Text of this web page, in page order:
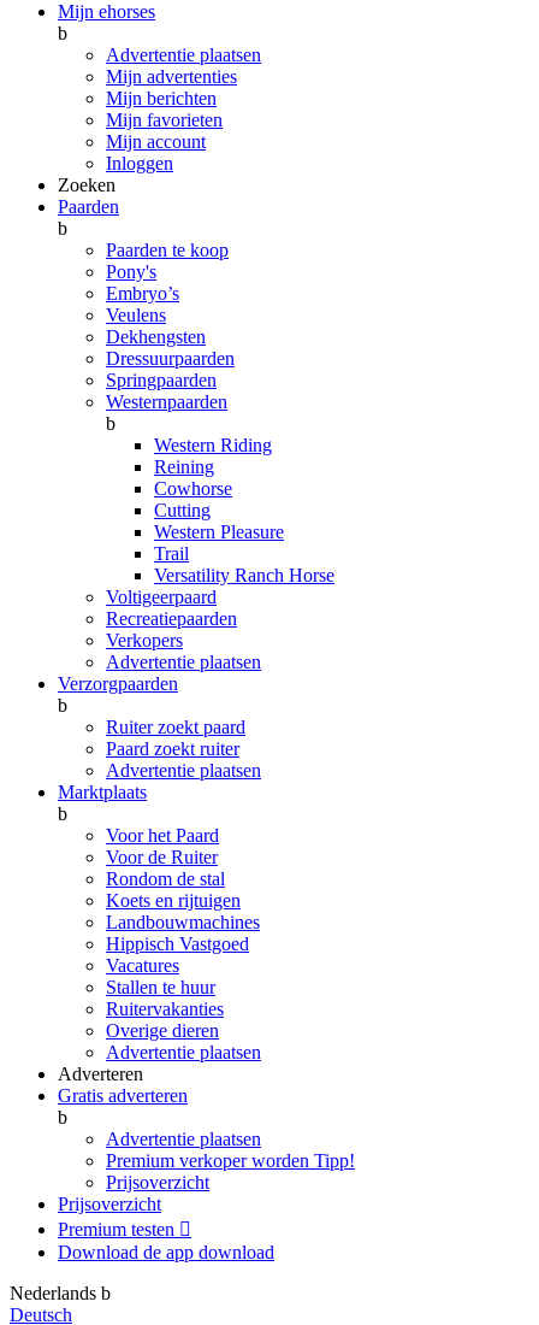
Mijn ehorses
b
Advertentie plaatsen
Mijn advertenties
Mijn berichten
Mijn favorieten
Mijn account
Inloggen
Zoeken
Paarden
b
Paarden te koop
Pony's
Embryo’s
Veulens
Dekhengsten
Dressuurpaarden
Springpaarden
Westernpaarden
b
Western Riding
Reining
Cowhorse
Cutting
Western Pleasure
Trail
Versatility Ranch Horse
Voltigeerpaard
Recreatiepaarden
Verkopers
Advertentie plaatsen
Verzorgpaarden
b
Ruiter zoekt paard
Paard zoekt ruiter
Advertentie plaatsen
Marktplaats
b
Voor het Paard
Voor de Ruiter
Rondom de stal
Koets en rijtuigen
Landbouwmachines
Hippisch Vastgoed
Vacatures
Stallen te huur
Ruitervakanties
Overige dieren
Advertentie plaatsen
Adverteren
Gratis adverteren
b
Advertentie plaatsen
Premium verkoper worden Tipp!
Prijsoverzicht
Prijsoverzicht
Premium testen 
Download de app download
Nederlands b
Deutsch